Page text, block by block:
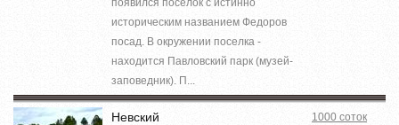
историческим названием Федоров
посад. В окружении поселка -
находится Павловский парк (музей-
заповедник). П...
Невский 1000 соток